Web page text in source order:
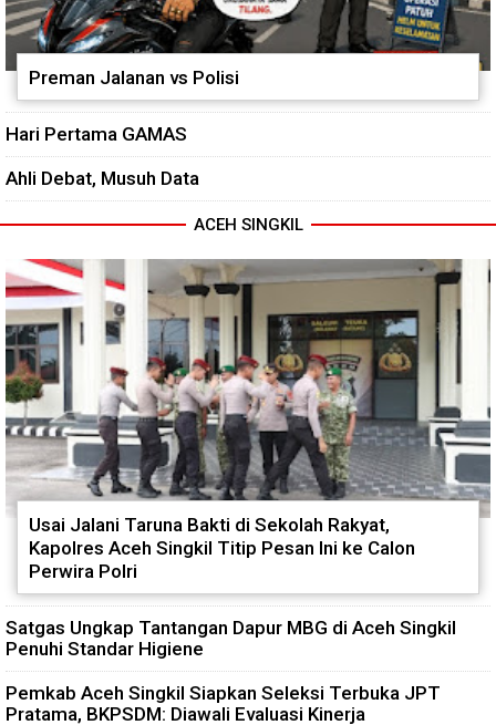
Preman Jalanan vs Polisi
Hari Pertama GAMAS
Ahli Debat, Musuh Data
ACEH SINGKIL
Usai Jalani Taruna Bakti di Sekolah Rakyat,
Kapolres Aceh Singkil Titip Pesan Ini ke Calon
Perwira Polri
Satgas Ungkap Tantangan Dapur MBG di Aceh Singkil
Penuhi Standar Higiene
Pemkab Aceh Singkil Siapkan Seleksi Terbuka JPT
Pratama, BKPSDM: Diawali Evaluasi Kinerja